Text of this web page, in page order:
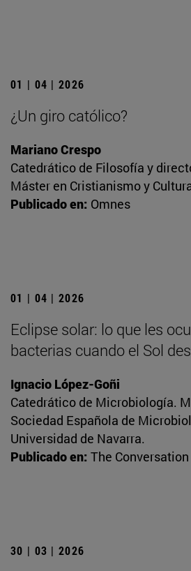
01 | 04 | 2026
¿Un giro católico?
Mariano Crespo
Catedrático de Filosofía y
Máster en Cristianismo y
Publicado en: Omnes
01 | 04 | 2026
Eclipse solar: lo que les
bacterias cuando el Sol
Ignacio López-Goñi
Catedrático de Microbiología.
Sociedad Española de
Universidad de Navarra.
Publicado en: The
30 | 03 | 2026